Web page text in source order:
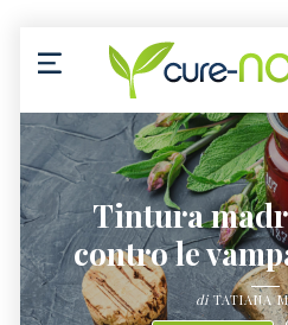
Tintura
contro le
di TATIANA